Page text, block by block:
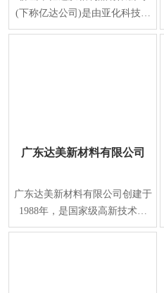
(下称亿达公司)是由亚化科技中
国有限公司和佛山佛塑科技集团
广东达美新材料有限公司
广东达美新材料有限公司创建于
1988年，是国家级高新技术企
业，专业研发、生产表面保护系